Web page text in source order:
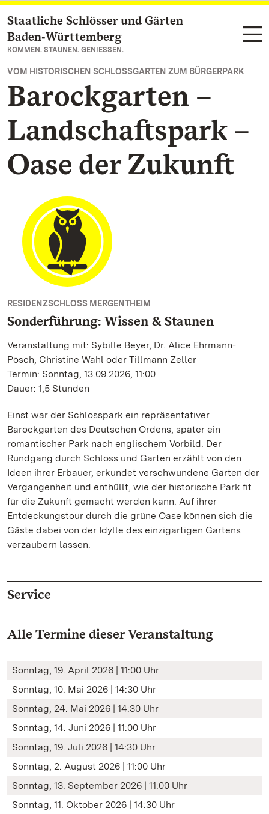
Zum Hauptinhalt springen
Staatliche Schlösser und Gärten
Baden‑Württemberg
KOMMEN. STAUNEN. GENIESSEN.
VOM HISTORISCHEN SCHLOSSGARTEN ZUM BÜRGERPARK
Barockgarten –
Landschaftspark –
Oase der Zukunft
RESIDENZSCHLOSS MERGENTHEIM
Sonderführung: Wissen & Staunen
Veranstaltung mit: Sybille Beyer, Dr. Alice Ehrmann-
Pösch, Christine Wahl oder Tillmann Zeller
Termin: Sonntag, 13.09.2026, 11:00
Dauer: 1,5 Stunden
Einst war der Schlosspark ein repräsentativer
Barockgarten des Deutschen Ordens, später ein
romantischer Park nach englischem Vorbild. Der
Rundgang durch Schloss und Garten erzählt von den
Ideen ihrer Erbauer, erkundet verschwundene Gärten der
Vergangenheit und enthüllt, wie der historische Park fit
für die Zukunft gemacht werden kann. Auf ihrer
Entdeckungstour durch die grüne Oase können sich die
Gäste dabei von der Idylle des einzigartigen Gartens
verzaubern lassen.
Service
Alle Termine dieser Veranstaltung
Sonntag, 19. April 2026 | 11:00 Uhr
Sonntag, 10. Mai 2026 | 14:30 Uhr
Sonntag, 24. Mai 2026 | 14:30 Uhr
Sonntag, 14. Juni 2026 | 11:00 Uhr
Sonntag, 19. Juli 2026 | 14:30 Uhr
Sonntag, 2. August 2026 | 11:00 Uhr
Sonntag, 13. September 2026 | 11:00 Uhr
Sonntag, 11. Oktober 2026 | 14:30 Uhr